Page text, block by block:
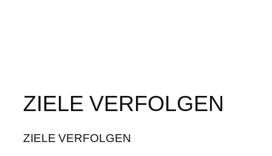
ZIELE VERFOLGEN
ZIELE VERFOLGEN